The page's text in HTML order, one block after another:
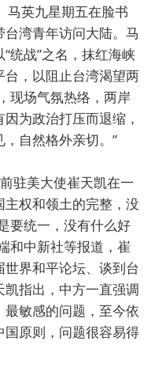
马英九星期五在脸书
湾青年访问大陆。马
统战”之名，抹红海峡
，以阻止台湾渴望两
现场气氛热络，两岸
为政治打压而退缩，
自然格外亲切。”
前驻美大使崔天凯在一
权和领土的完整，没
要统一，没有什么好
和中新社等报道，崔
界和平论坛、谈到台
指出，中方一直强调
敏感的问题，至今依
原则，问题很容易得